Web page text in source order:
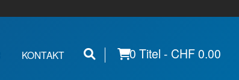
KONTAKT 0 Titel - CHF0.00